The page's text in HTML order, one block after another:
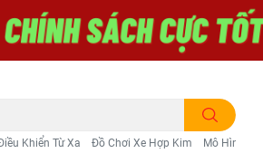
Khiển Từ Xa Đồ Chơi Xe Hợp Kim Mô Hình